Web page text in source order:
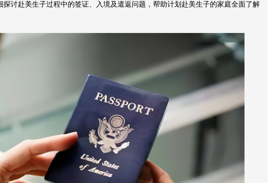
讨赴美生子过程中的签证、入境及遣返问题，帮助计划赴美生子的家庭全面了解